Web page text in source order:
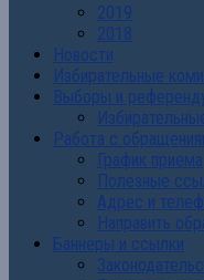
2019
2018
Новости
Избирательные
Выборы и
Работа с
График приема
Полезные
Адрес и
Направить
Баннеры и ссылки